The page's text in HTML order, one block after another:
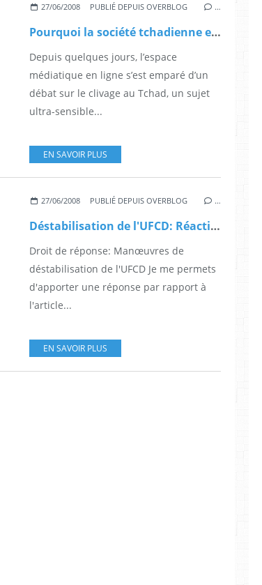
27/06/2008 PUBLIÉ DEPUIS OVERBLOG …
Pourquoi la société tchadienne est-elle si clivée de nos jours ?
Depuis quelques jours, l’espace
médiatique en ligne s’est emparé d’un
débat sur le clivage au Tchad, un sujet
ultra-sensible...
EN SAVOIR PLUS
27/06/2008 PUBLIÉ DEPUIS OVERBLOG …
Déstabilisation de l'UFCD: Réaction
Droit de réponse: Manœuvres de
déstabilisation de l'UFCD Je me permets
d'apporter une réponse par rapport à
l'article...
EN SAVOIR PLUS